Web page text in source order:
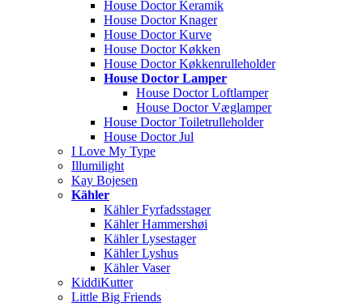
House Doctor Keramik
House Doctor Knager
House Doctor Kurve
House Doctor Køkken
House Doctor Køkkenrulleholder
House Doctor Lamper
House Doctor Loftlamper
House Doctor Væglamper
House Doctor Toiletrulleholder
House Doctor Jul
I Love My Type
Illumilight
Kay Bojesen
Kähler
Kähler Fyrfadsstager
Kähler Hammershøi
Kähler Lysestager
Kähler Lyshus
Kähler Vaser
KiddiKutter
Little Big Friends